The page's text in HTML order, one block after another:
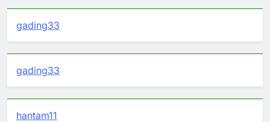
gading33
gading33
hantam11